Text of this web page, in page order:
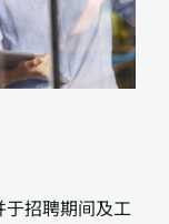
于招聘期间及工